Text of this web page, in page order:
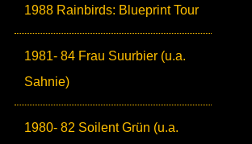
1988 Rainbirds: Blueprint Tour
1981- 84 Frau Suurbier (u.a.
Sahnie)
1980- 82 Soilent Grün (u.a.